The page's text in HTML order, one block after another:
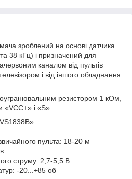
зроблений на основі датчика
38 кГц) і призначений для
каналом від пультів
і від іншого обладнання
резистором 1 кОм,
«VCC+» і «S».
пульта: 18-20 м
струму: 2,7-5,5 В
-20...+85 об